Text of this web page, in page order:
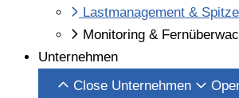
Lastmanagement &
Monitoring &
Unternehmen
Close Unternehmen